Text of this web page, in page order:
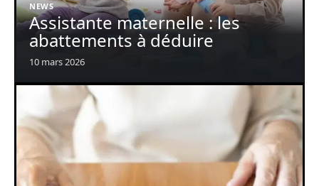
NEWS
Assistante maternelle : les
abattements à déduire
10 mars 2026